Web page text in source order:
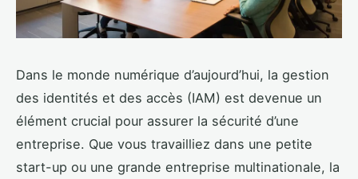
Dans le monde numérique d’aujourd’hui, la gestion
des identités et des accès (IAM) est devenue un
élément crucial pour assurer la sécurité d’une
entreprise. Que vous travailliez dans une petite
start-up ou une grande entreprise multinationale, la